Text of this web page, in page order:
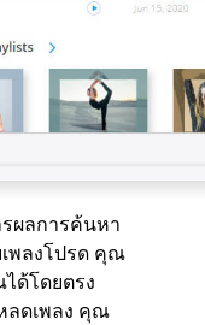
ผลการค้นหา
พลงโปรด คุณ
ด้โดยตรง
ลดเพลง คุณ